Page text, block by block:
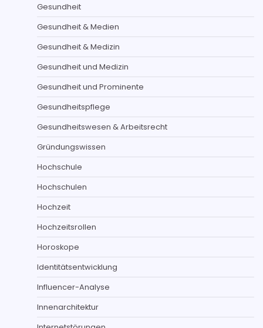
Gesundheit
Gesundheit & Medien
Gesundheit & Medizin
Gesundheit und Medizin
Gesundheit und Prominente
Gesundheitspflege
Gesundheitswesen & Arbeitsrecht
Gründungswissen
Hochschule
Hochschulen
Hochzeit
Hochzeitsrollen
Horoskope
Identitätsentwicklung
Influencer-Analyse
Innenarchitektur